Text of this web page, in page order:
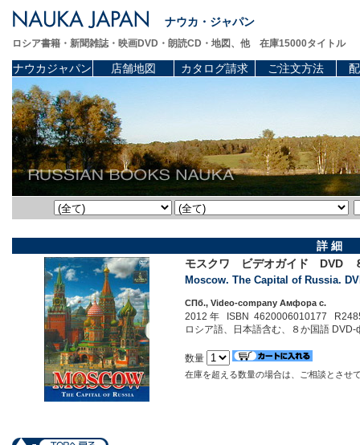
ナウカ・ジャパン
ロシア書籍・新聞雑誌・映画DVD・朗読CD・地図、他 在庫15000タイトル
ナウカジャパン 店舗地図 カタログ請求 ご注文方法
詳 細
モスクワ ビデオガイド DVD
Moscow. The Capital of Russia.
СПб., Video-company Амфора c.
2012 年 ISBN 4620006010177
ロシア語、日本語含む、８か国語
数量
在庫を超える数量の場合は、ご相談とさせ